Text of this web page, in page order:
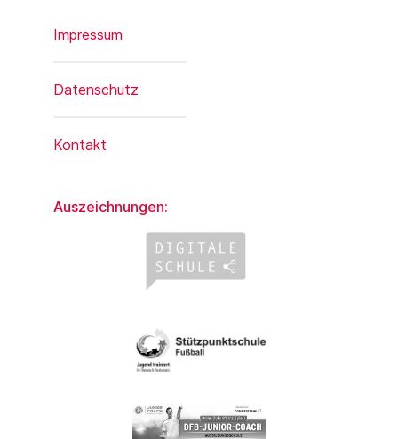
Impressum
Datenschutz
Kontakt
Auszeichnungen: